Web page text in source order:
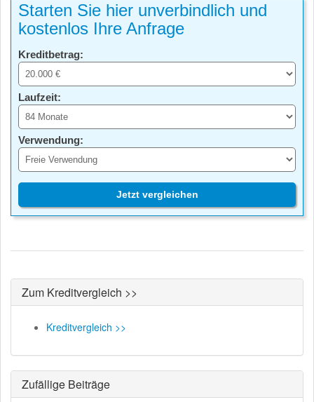
Starten Sie hier unverbindlich und
kostenlos Ihre Anfrage
Kreditbetrag:
Laufzeit:
Verwendung:
Jetzt vergleichen
Zum Kreditvergleich >>
Kreditvergleich >>
Zufällige Beiträge